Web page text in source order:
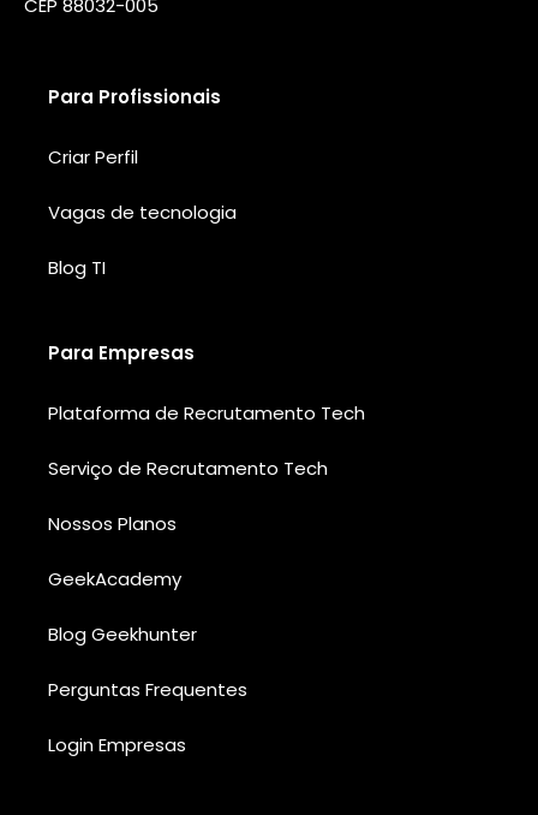
CEP 88032-005
Para Profissionais
Criar Perfil
Vagas de tecnologia
Blog TI
Para Empresas
Plataforma de Recrutamento Tech
Serviço de Recrutamento Tech
Nossos Planos
GeekAcademy
Blog Geekhunter
Perguntas Frequentes
Login Empresas